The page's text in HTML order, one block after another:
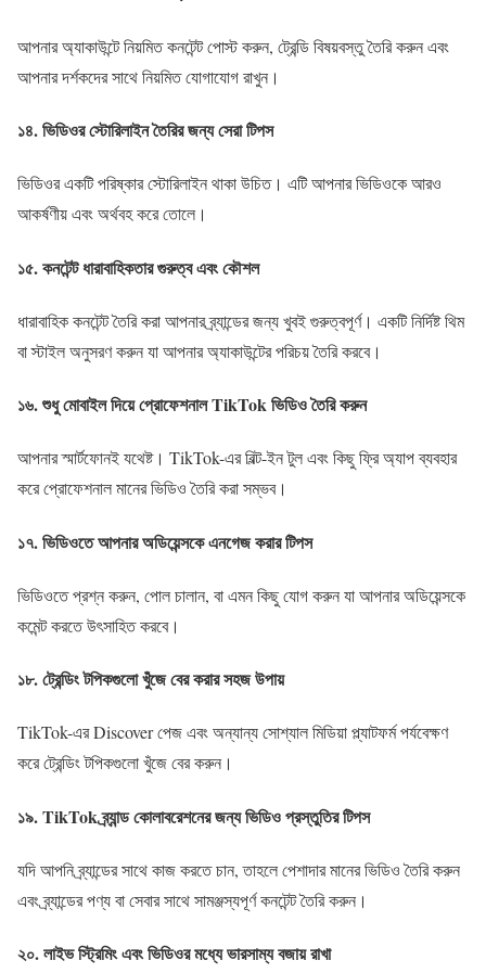
আপনার অ্যাকাউন্টে নিয়মিত কনটেন্ট পোস্ট করুন, ট্রেন্ডি বিষয়বস্তু তৈরি করুন এবং
আপনার দর্শকদের সাথে নিয়মিত যোগাযোগ রাখুন।
১৪.ভিডিওর স্টোরিলাইন তৈরির জন্য সেরা টিপস
ভিডিওর একটি পরিষ্কার স্টোরিলাইন থাকা উচিত। এটি আপনার ভিডিওকে আরও
আকর্ষণীয় এবং অর্থবহ করে তোলে।
১৫.কনটেন্ট ধারাবাহিকতার গুরুত্ব এবং কৌশল
ধারাবাহিক কনটেন্ট তৈরি করা আপনার ব্র্যান্ডের জন্য খুবই গুরুত্বপূর্ণ। একটি নির্দিষ্ট থিম
বা স্টাইল অনুসরণ করুন যা আপনার অ্যাকাউন্টের পরিচয় তৈরি করবে।
১৬.শুধু মোবাইল দিয়ে প্রোফেশনাল TikTok ভিডিও তৈরি করুন
আপনার স্মার্টফোনই যথেষ্ট। TikTok-এর বিল্ট-ইন টুল এবং কিছু ফ্রি অ্যাপ ব্যবহার
করে প্রোফেশনাল মানের ভিডিও তৈরি করা সম্ভব।
১৭.ভিডিওতে আপনার অডিয়েন্সকে এনগেজ করার টিপস
ভিডিওতে প্রশ্ন করুন, পোল চালান, বা এমন কিছু যোগ করুন যা আপনার অডিয়েন্সকে
কমেন্ট করতে উৎসাহিত করবে।
১৮.ট্রেন্ডিং টপিকগুলো খুঁজে বের করার সহজ উপায়
TikTok-এর Discover পেজ এবং অন্যান্য সোশ্যাল মিডিয়া প্ল্যাটফর্ম পর্যবেক্ষণ
করে ট্রেন্ডিং টপিকগুলো খুঁজে বের করুন।
১৯.TikTok ব্র্যান্ড কোলাবরেশনের জন্য ভিডিও প্রস্তুতির টিপস
যদি আপনি ব্র্যান্ডের সাথে কাজ করতে চান, তাহলে পেশাদার মানের ভিডিও তৈরি করুন
এবং ব্র্যান্ডের পণ্য বা সেবার সাথে সামঞ্জস্যপূর্ণ কনটেন্ট তৈরি করুন।
২০.লাইভ স্ট্রিমিং এবং ভিডিওর মধ্যে ভারসাম্য বজায় রাখা